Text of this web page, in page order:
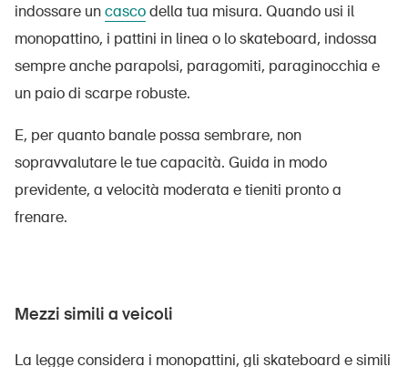
indossare uncascodella tua misura. Quando usi il
monopattino, i pattini in linea o lo skateboard, indossa
sempre anche parapolsi, paragomiti, paraginocchia e
un paio di scarpe robuste.
E, per quanto banale possa sembrare, non
sopravvalutare le tue capacità. Guida in modo
previdente, a velocità moderata e tieniti pronto a
frenare.
Mezzi simili a veicoli
La legge considera i monopattini, gli skateboard e simili